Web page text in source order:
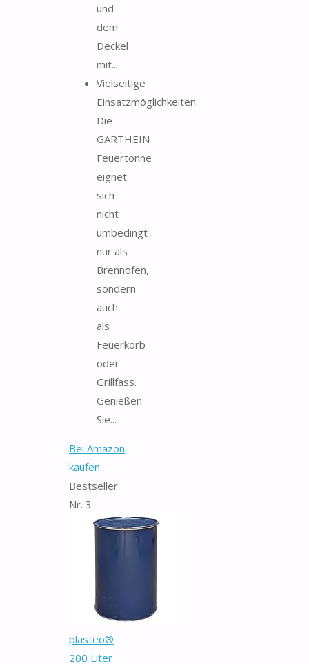
und
dem
Deckel
mit...
Vielseitige
Einsatzmöglichkeiten:
Die
GARTHEIN
Feuertonne
eignet
sich
nicht
umbedingt
nur als
Brennofen,
sondern
auch
als
Feuerkorb
oder
Grillfass.
Genießen
Sie...
Bei Amazon
kaufen
Bestseller
Nr. 3
plasteo®
200 Liter